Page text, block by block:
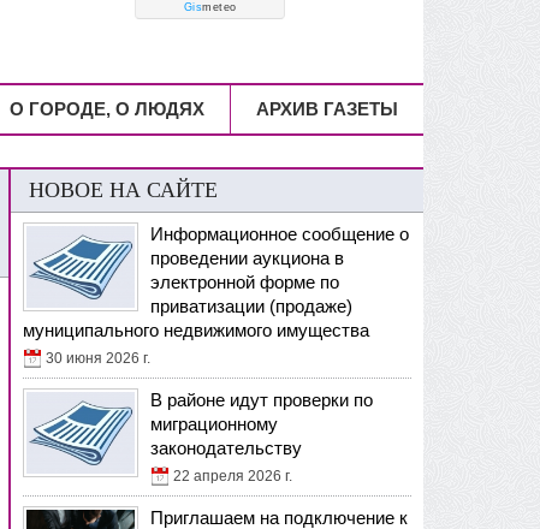
Gismeteo
О ГОРОДЕ, О ЛЮДЯХ АРХИВ ГАЗЕТЫ
НОВОЕ НА САЙТЕ
Информационное сообщение о
проведении аукциона в
электронной форме по
приватизации (продаже)
муниципального недвижимого имущества
30 июня 2026 г.
В районе идут проверки по
миграционному
законодательству
22 апреля 2026 г.
Приглашаем на подключение к